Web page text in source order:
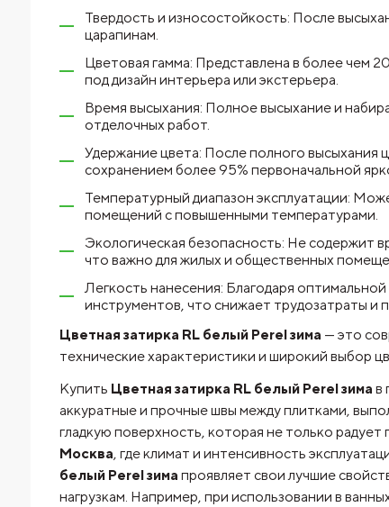
Твердость и износостойкость: После
царапинам.
Цветовая гамма: Представлена в более чем
под дизайн интерьера или экстерьера.
Время высыхания: Полное высыхание и
отделочных работ.
Удержание цвета: После полного высыхания
сохранением более 95% первоначальной
Температурный диапазон эксплуатации:
помещений с повышенными температурами.
Экологическая безопасность: Не содержит
что важно для жилых и общественных
Легкость нанесения: Благодаря
инструментов, что снижает трудозатраты и
Цветная затирка RL белый Perel зима — это
технические характеристики и широкий выбор
Купить Цветная затирка RL белый Perel зима в
аккуратные и прочные швы между плитками,
гладкую поверхность, которая не только
Москва, где климат и интенсивность
белый Perel зима проявляет свои лучшие
нагрузкам. Например, при использовании в